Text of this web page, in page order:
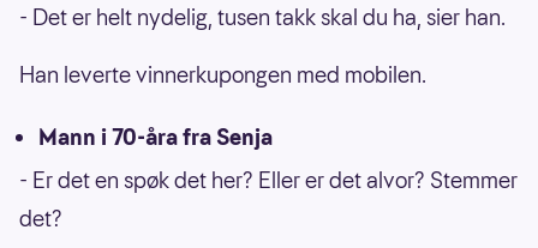
- Det er helt nydelig, tusen takk skal du ha, sier han.
Han leverte vinnerkupongen med mobilen.
Mann i 70-åra fra Senja
- Er det en spøk det her? Eller er det alvor? Stemmer
det?